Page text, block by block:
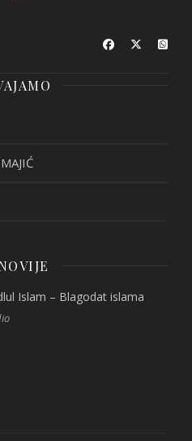
Islam – Blagodat islama